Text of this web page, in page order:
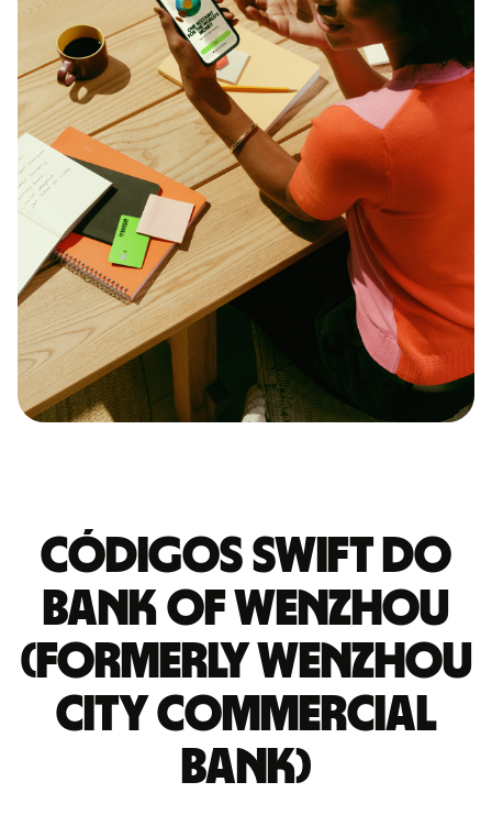
Códigos Swift do
BANK OF WENZHOU
(FORMERLY WENZHOU
CITY COMMERCIAL
BANK)